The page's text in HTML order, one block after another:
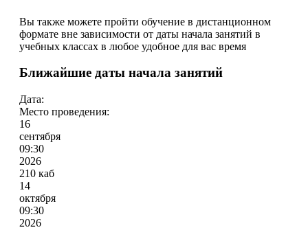
Вы также можете пройти обучение в дистанционном
формате вне зависимости от даты начала занятий в
учебных классах в любое удобное для вас время
Ближайшие даты начала занятий
Дата:
Место проведения:
16
сентября
09:30
2026
210 каб
14
октября
09:30
2026